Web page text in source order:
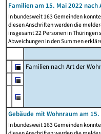
Familien am 15. Mai 2022
In bundesweit 163 Gemeinden
diesen Anschriften werden die
insgesamt 22 Personen in
Abweichungen in den Summen
Familien nach Art der
Gebäude mit Wohnraum am
In bundesweit 163 Gemeinden